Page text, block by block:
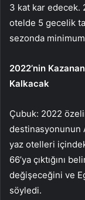
3 kat kar edecek.
otelde 5 gecelik
sezonda
2022’nin
Kalkacak
Çubuk: 2022
destinasyonunun
yaz otelleri
66’ya çıktığını
değişeceğini ve
söyledi.